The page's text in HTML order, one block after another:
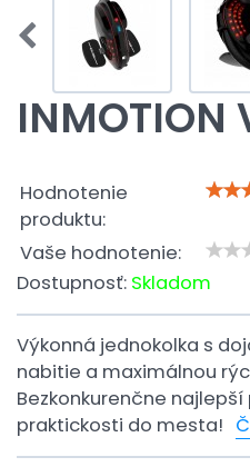
INMOTION
Hodnotenie
produktu:
Vaše hodnotenie:
Dostupnosť: Skladom
Výkonná jednokolka s
nabitie a maximálnou
Bezkonkurenčne
praktickosti do mesta!